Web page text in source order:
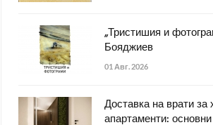
„Тристишия и
Бояджиев
01 Авг. 2026
Доставка на врати за
апартаменти: